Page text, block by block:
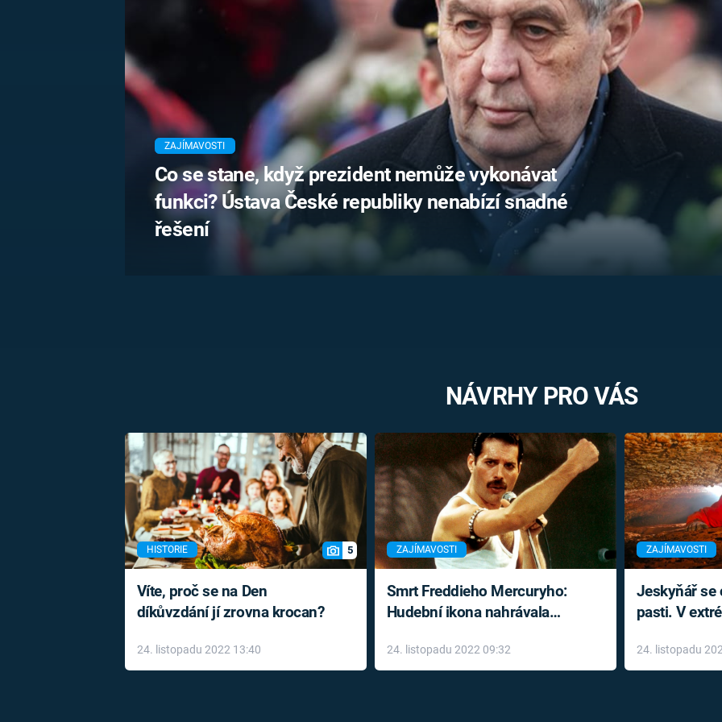
MARIE TEREZIE
BRITSKÁ
KRÁLOVSKÁ
RODINA
UFO A
MIMOZEMŠŤANÉ
UTAJENÉ PŘÍBĚHY
ČESKÝCH DĚJIN
ALTERNATIVNÍ
HISTORIE
FILMY
REALITA
HORORY
OPTICKÉ
KLAMY
ZAJÍMAVOSTI
Co se stane, když prezident nemůže vykonávat
funkci? Ústava České republiky nenabízí snadné
řešení
NÁVRHY PRO VÁS
HISTORIE 5
Víte, proč se na Den
díkůvzdání jí zrovna krocan?
24. listopadu 2022 13:40
ZAJÍMAVOSTI
Smrt Freddieho Mercuryho:
Hudební ikona nahrávala
léky
24. listopadu 2022 09:32
ZAJÍMAVOSTI
Jeskyňář se
pasti. V
24. listopadu